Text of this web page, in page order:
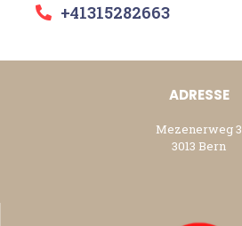
+41315282663
ADRESSE
Mezenerweg 3
3013 Bern